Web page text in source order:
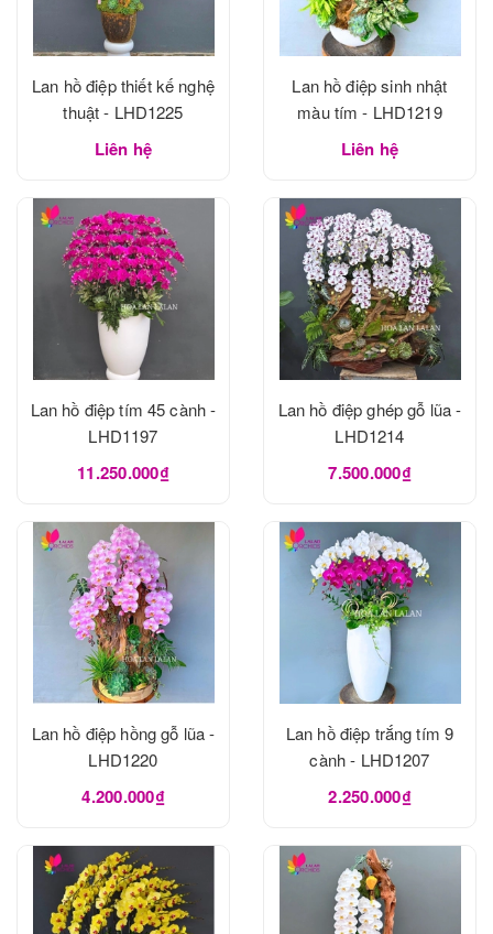
Lan hồ điệp thiết kế nghệ
thuật - LHD1225
Liên hệ
Lan hồ điệp sinh nhật
màu tím - LHD1219
Liên hệ
Lan hồ điệp tím 45 cành -
LHD1197
11.250.000₫
Lan hồ điệp ghép gỗ lũa -
LHD1214
7.500.000₫
Lan hồ điệp hồng gỗ lũa -
LHD1220
4.200.000₫
Lan hồ điệp trắng tím 9
cành - LHD1207
2.250.000₫